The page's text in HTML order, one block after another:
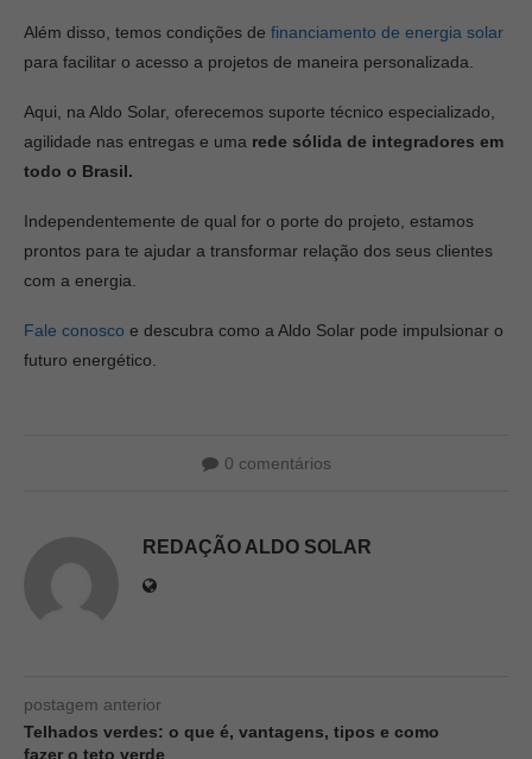
Além disso, temos condições de financiamento de energia solar
para facilitar o acesso a projetos de maneira personalizada.
Aqui, na Aldo Solar, oferecemos suporte técnico especializado,
agilidade nas entregas e uma rede sólida de integradores em
todo o Brasil.
Independentemente de qual for o porte do projeto, estamos
prontos para te ajudar a transformar relação dos seus clientes
com a energia.
Fale conosco e descubra como a Aldo Solar pode impulsionar o
futuro energético.
0 comentários
REDAÇÃO ALDO SOLAR
postagem anterior
Telhados verdes: o que é, vantagens, tipos e como
fazer o teto verde